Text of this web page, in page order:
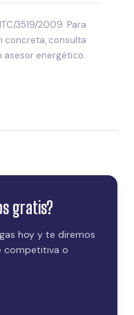
3519/2009. Para
concreta, consulta
asesor energético.
gratis?
hoy y te diremos
competitiva o